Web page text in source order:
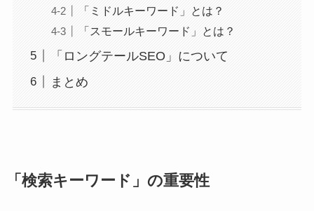
「ミドルキーワード」とは？
「スモールキーワード」とは？
「ロングテールSEO」について
まとめ
「検索キーワード」の重要性